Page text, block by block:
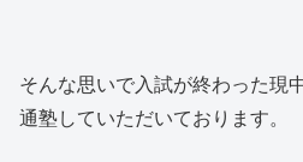
そんな思いで入試が終わった現
通塾していただいております。